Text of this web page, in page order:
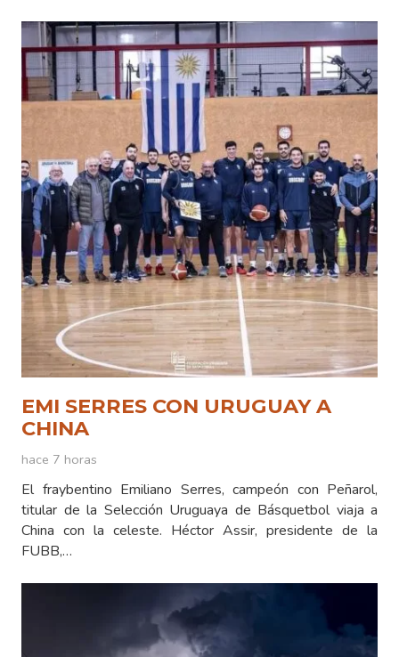
EMI SERRES CON URUGUAY A
CHINA
hace 7 horas
El fraybentino Emiliano Serres, campeón con Peñarol,
titular de la Selección Uruguaya de Básquetbol viaja a
China con la celeste. Héctor Assir, presidente de la
FUBB,…